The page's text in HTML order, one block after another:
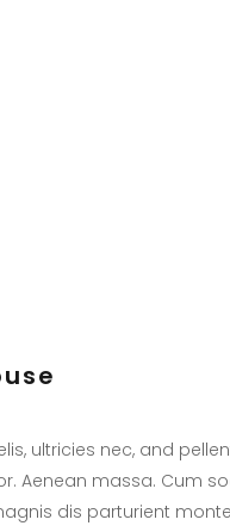
ultricies nec, and
Aenean massa. Cum
dis parturient